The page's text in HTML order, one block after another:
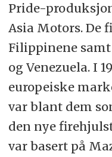
Pride-
Asia Motors. De
Filippinene
og Venezuela. I
europeiske
var blant dem
den nye
var basert på